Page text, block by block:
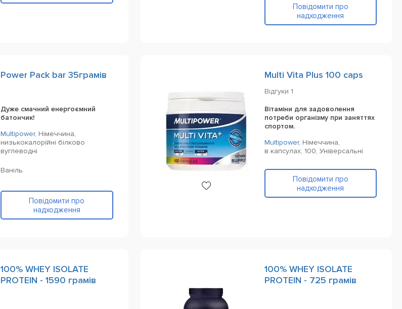
Повідомити про
надходження
Power Pack bar 35грамів
Дуже смачний енергоємний
батончик!
Multipower, Німеччина,
низькокалорійні білково
вуглеводні
Ваніль
Повідомити про
надходження
Multi Vita Plus 100 caps
Відгуки 1
Вітаміни для задоволення
потреби організму при заняттях
спортом.
Multipower, Німеччина,
в капсулах, 100, Універсальні
Повідомити про
надходження
100% WHEY ISOLATE
PROTEIN - 1590 грамів
100% WHEY ISOLATE
PROTEIN - 725 грамів